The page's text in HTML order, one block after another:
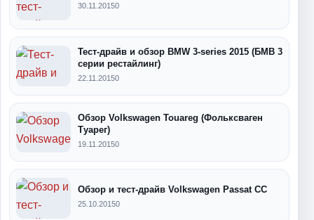
30.11.20150
Тест-драйв и обзор BMW 3-series 2015 (БМВ 3
серии рестайлинг)
22.11.20150
Обзор Volkswagen Touareg (Фольксваген
Туарег)
19.11.20150
Обзор и тест-драйв Volkswagen Passat CC
25.10.20150